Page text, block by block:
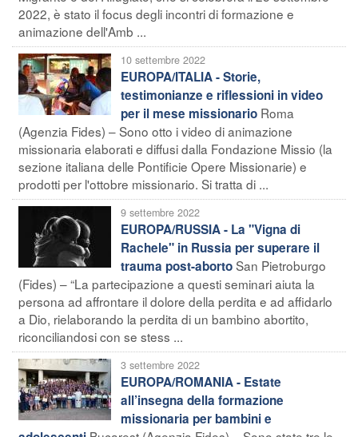
2022, è stato il focus degli incontri di formazione e
animazione dell'Amb ...
10 settembre 2022
EUROPA/ITALIA - Storie,
testimonianze e riflessioni in video
per il mese missionario Roma
(Agenzia Fides) – Sono otto i video di animazione
missionaria elaborati e diffusi dalla Fondazione Missio (la
sezione italiana delle Pontificie Opere Missionarie) e
prodotti per l'ottobre missionario. Si tratta di ...
9 settembre 2022
EUROPA/RUSSIA - La "Vigna di
Rachele" in Russia per superare il
trauma post-abortoSan Pietroburgo
(Fides) – “La partecipazione a questi seminari aiuta la
persona ad affrontare il dolore della perdita e ad affidarlo
a Dio, rielaborando la perdita di un bambino abortito,
riconciliandosi con se stess ...
3 settembre 2022
EUROPA/ROMANIA - Estate
all’insegna della formazione
missionaria per bambini e